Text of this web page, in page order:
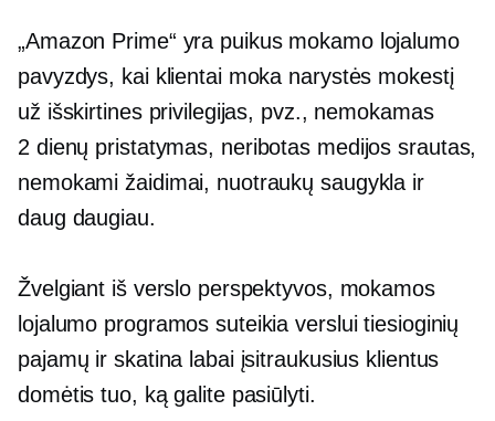
„Amazon Prime“ yra puikus mokamo lojalumo
pavyzdys, kai klientai moka narystės mokestį
už išskirtines privilegijas, pvz., nemokamas
2 dienų pristatymas, neribotas medijos srautas,
nemokami žaidimai, nuotraukų saugykla ir
daug daugiau.
Žvelgiant iš verslo perspektyvos, mokamos
lojalumo programos suteikia verslui tiesioginių
pajamų ir skatina labai įsitraukusius klientus
domėtis tuo, ką galite pasiūlyti.